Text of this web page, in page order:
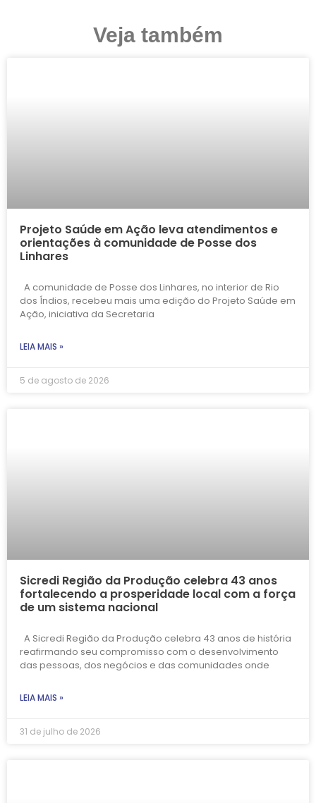
Veja também
Projeto Saúde em Ação leva atendimentos e
orientações à comunidade de Posse dos
Linhares
A comunidade de Posse dos Linhares, no interior de Rio
dos Índios, recebeu mais uma edição do Projeto Saúde em
Ação, iniciativa da Secretaria
LEIA MAIS »
5 de agosto de 2026
Sicredi Região da Produção celebra 43 anos
fortalecendo a prosperidade local com a força
de um sistema nacional
A Sicredi Região da Produção celebra 43 anos de história
reafirmando seu compromisso com o desenvolvimento
das pessoas, dos negócios e das comunidades onde
LEIA MAIS »
31 de julho de 2026